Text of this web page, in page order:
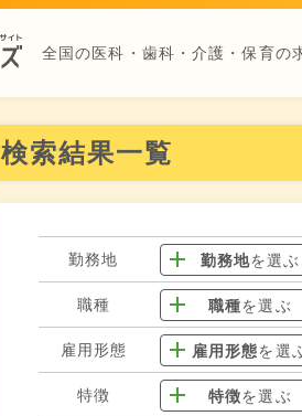
全国の医科・歯科・介護・保育の
検索結果一覧
勤務地 勤務地を選ぶ
職種 職種を選ぶ
雇用形態 雇用形態を選
特徴 特徴を選ぶ